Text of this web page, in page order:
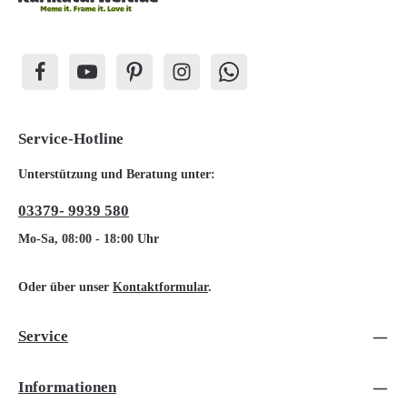
Service-Hotline
Unterstützung und Beratung unter:
03379- 9939 580
Mo-Sa, 08:00 - 18:00 Uhr
Oder über unser Kontaktformular.
Service
Informationen